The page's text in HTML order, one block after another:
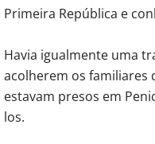
Primeira República e
Havia igualmente uma
acolherem os familiares
estavam presos em
los.